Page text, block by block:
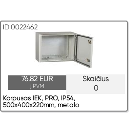
ID:0022462
Skaičius
0
76.82 EUR
į.PVM
Korpusas IEK, PRO, IP54,
500x400x220mm, metalo